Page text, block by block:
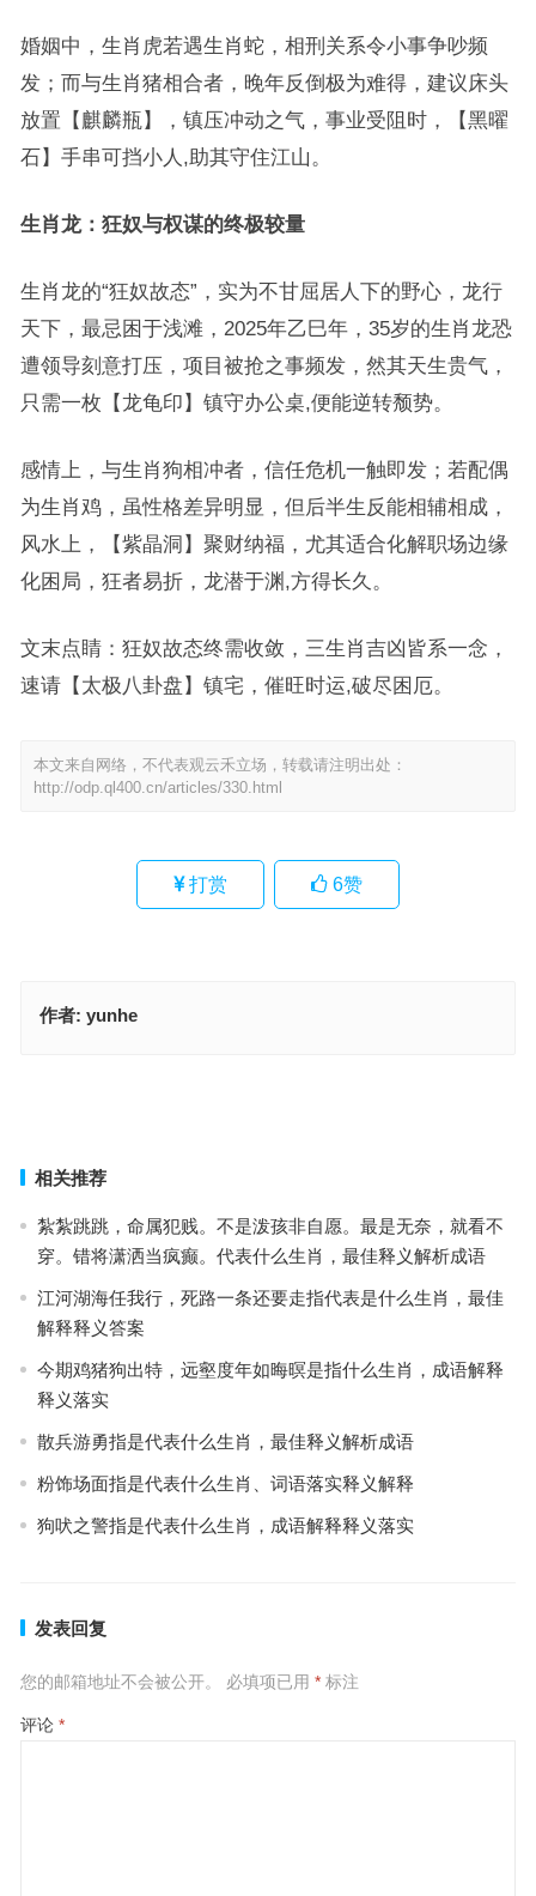
婚姻中，生肖虎若遇生肖蛇，相刑关系令小事争吵频
发；而与生肖猪相合者，晚年反倒极为难得，建议床头
放置【麒麟瓶】，镇压冲动之气，事业受阻时，【黑曜
石】手串可挡小人,助其守住江山。
生肖龙：狂奴与权谋的终极较量
生肖龙的“狂奴故态”，实为不甘屈居人下的野心，龙行
天下，最忌困于浅滩，2025年乙巳年，35岁的生肖龙恐
遭领导刻意打压，项目被抢之事频发，然其天生贵气，
只需一枚【龙龟印】镇守办公桌,便能逆转颓势。
感情上，与生肖狗相冲者，信任危机一触即发；若配偶
为生肖鸡，虽性格差异明显，但后半生反能相辅相成，
风水上，【紫晶洞】聚财纳福，尤其适合化解职场边缘
化困局，狂者易折，龙潜于渊,方得长久。
文末点睛：狂奴故态终需收敛，三生肖吉凶皆系一念，
速请【太极八卦盘】镇宅，催旺时运,破尽困厄。
本文来自网络，不代表观云禾立场，转载请注明出处：
http://odp.ql400.cn/articles/330.html
打赏 6赞
作者: yunhe
相关推荐
紮紮跳跳，命属犯贱。不是泼孩非自愿。最是无奈，就看不
穿。错将潇洒当疯癫。代表什么生肖，最佳释义解析成语
江河湖海任我行，死路一条还要走指代表是什么生肖，最佳
解释释义答案
今期鸡猪狗出特，远壑度年如晦暝是指什么生肖，成语解释
释义落实
散兵游勇指是代表什么生肖，最佳释义解析成语
粉饰场面指是代表什么生肖、词语落实释义解释
狗吠之警指是代表什么生肖，成语解释释义落实
发表回复
您的邮箱地址不会被公开。 必填项已用 *标注
评论 *